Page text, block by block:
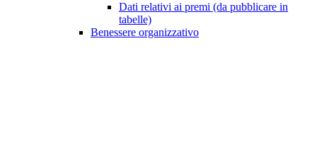
Dati relativi ai premi (da pubblicare in
tabelle)
Benessere organizzativo